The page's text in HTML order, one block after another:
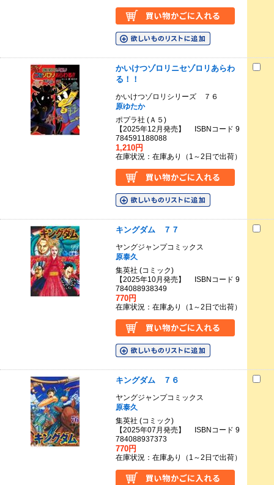
かいけつゾロリニセゾロリあらわ
る！！
かいけつゾロリシリーズ ７６
原ゆたか
ポプラ社 (Ａ５)
【2025年12月発売】 ISBNコード 9
784591188088
1,210円
在庫状況：在庫あり（1～2日で出荷）
キングダム ７７
ヤングジャンプコミックス
原泰久
集英社 (コミック)
【2025年10月発売】 ISBNコード 9
784088938349
770円
在庫状況：在庫あり（1～2日で出荷）
キングダム ７６
ヤングジャンプコミックス
原泰久
集英社 (コミック)
【2025年07月発売】 ISBNコード 9
784088937373
770円
在庫状況：在庫あり（1～2日で出荷）